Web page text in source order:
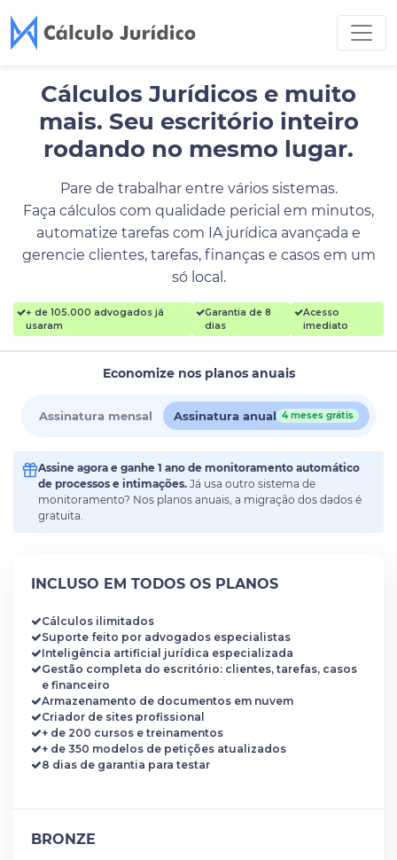
Cálculos Jurídicos e muito
mais. Seu escritório inteiro
rodando no mesmo lugar.
Pare de trabalhar entre vários sistemas.
Faça cálculos com qualidade pericial em minutos,
automatize tarefas com IA jurídica avançada e
gerencie clientes, tarefas, finanças e casos em um
só local.
+ de 105.000 advogados já
usaram
Garantia de 8
dias
Acesso
imediato
Economize nos planos anuais
Assinatura mensal Assinatura anual 4 meses grátis
Assine agora e ganhe 1 ano de monitoramento automático
de processos e intimações. Já usa outro sistema de
monitoramento? Nos planos anuais, a migração dos dados é
gratuita.
INCLUSO EM TODOS OS PLANOS
Cálculos ilimitados
Suporte feito por advogados especialistas
Inteligência artificial jurídica especializada
Gestão completa do escritório: clientes, tarefas, casos
e financeiro
Armazenamento de documentos em nuvem
Criador de sites profissional
+ de 200 cursos e treinamentos
+ de 350 modelos de petições atualizados
8 dias de garantia para testar
BRONZE